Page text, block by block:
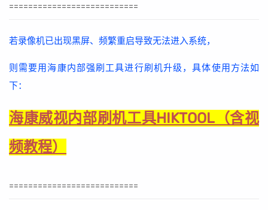
===========================
若录像机已出现黑屏、频繁重启导致无法进入系统，
则需要用海康内部强刷工具进行刷机升级，具体使用方法如
下：
海康威视内部刷机工具HIKTOOL（含视
频教程）
===========================